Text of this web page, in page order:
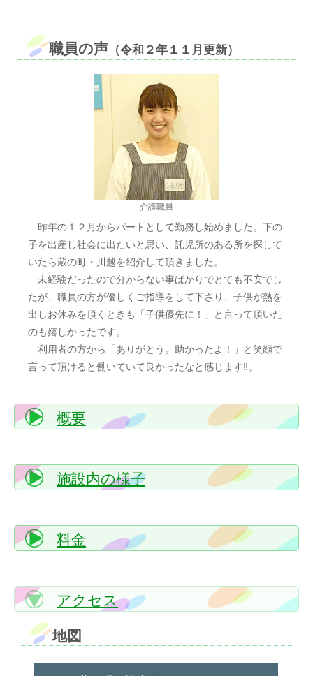
職員の声 （令和２年１１月更新）
介護職員
昨年の１２月からパートとして勤務し始めました。下の
子を出産し社会に出たいと思い、託児所のある所を探して
いたら蔵の町・川越を紹介して頂きました。
未経験だったので分からない事ばかりでとても不安でし
たが、職員の方が優しくご指導をして下さり、子供が熱を
出しお休みを頂くときも「子供優先に！」と言って頂いた
のも嬉しかったです。
利用者の方から「ありがとう。助かったよ！」と笑顔で
言って頂けると働いていて良かったなと感じます‼。
概要
施設内の様子
料金
アクセス
地図